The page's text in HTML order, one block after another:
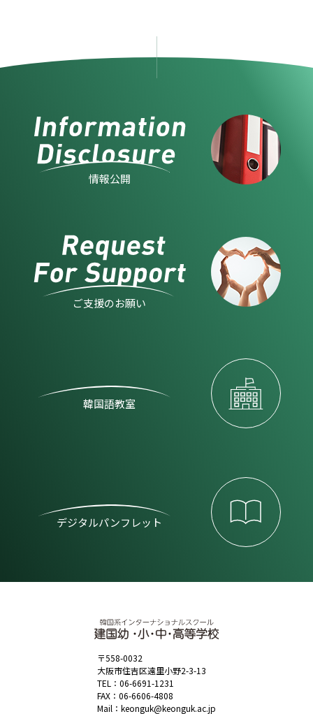
情報公開
ご支援のお願い
韓国語教室
デジタルパンフレット
〒558-0032
大阪市住吉区遠里小野2-3-13
TEL： 06-6691-1231
FAX：06-6606-4808
Mail： keonguk@keonguk.ac.jp